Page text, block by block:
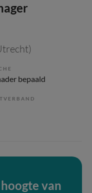
bepaald
van